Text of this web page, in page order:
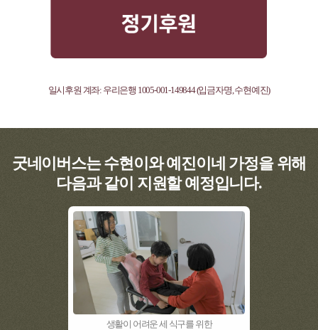
일시후원 계좌: 우리은행 1005-001-149844 (입금자명, 수현예진)
굿네이버스는 수현이와 예진이네 가정을 위해
다음과 같이 지원할 예정입니다.
생활이 어려운 세 식구를 위한